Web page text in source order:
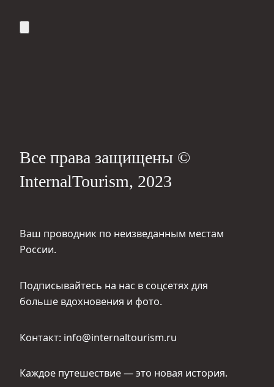
Все права защищены ©
InternalTourism, 2023
Ваш проводник по неизведанным местам
России.
Подписывайтесь на нас в соцсетях для
больше вдохновения и фото.
Контакт: info@internaltourism.ru
Каждое путешествие — это новая история.